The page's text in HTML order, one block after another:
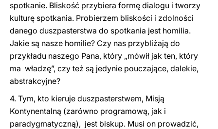
spotkanie. Bliskość przybiera formę dialogu i tworzy
kulturę spotkania. Probierzem bliskości i zdolności
danego duszpasterstwa do spotkania jest homilia.
Jakie są nasze homilie? Czy nas przybliżają do
przykładu naszego Pana, który „mówił jak ten, który
ma władzę”, czy też są jedynie pouczające, dalekie,
abstrakcyjne?
4. Tym, kto kieruje duszpasterstwem, Misją
Kontynentalną (zarówno programową, jak i
paradygmatyczną), jest biskup. Musi on prowadzić,